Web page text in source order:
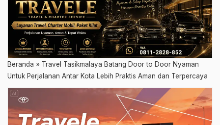
Beranda » Travel Tasikmalaya Batang Door to Door Nyaman
Untuk Perjalanan Antar Kota Lebih Praktis Aman dan Terpercaya